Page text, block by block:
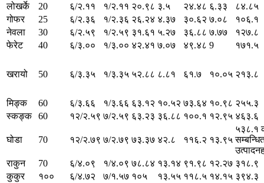
लोखर्के
20 ६/२.११ १/२.११ २०.९८ ३.५ २४.४८ ६.३३
८४.८५
गोफर
25 ६/२.३६ १/२.३६ २६.२४ ४.३७ ३०.६२ ७.०८
१०६.१
नेवला
30 ६/२.५९ १/२.५९ ३१.६१ ५.२७ ३६.८८ ७.७७
१२७.८
फेरेट
40 ६/३.०० १/३.०० ४२.४१ ७.०७ ४९.४८ 9 १७१.५
खरायो 50 ६/३.३५ १/३.३५ ५२.८८ ८.८१ ६१.७ १०.०५ २१३.८
मिङ्क 60 ६/३.६६ १/३.६६ ६३.१२ १०.५२ ७३.६४ १०.९८ २५५.३
स्कङ्क
60 १२/२.५९ ७/२.५९ ६३.२३ ३६.८८ १००.१ १२.९५ ४६३.६
घोडा 70 १२/२.७९ ७/२.७९ ७३.३७ ४२.८ ११६.२ १३.९५
५३८.१
राकुन
70 ६/४.०९ १/४.०९ ७८.८४ १३.१४ ९१.९८ १२.२७ ३१८.९
कुकुर
१०० ६/४.७२ ७/१.५७ १०५ १३.५५ ११८.५ १४.१५ ३९४.३